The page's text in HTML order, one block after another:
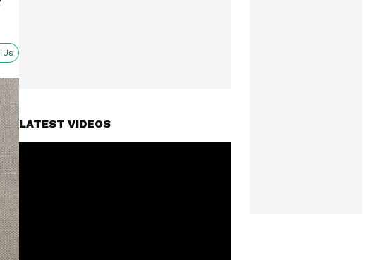
LATEST VIDEOS